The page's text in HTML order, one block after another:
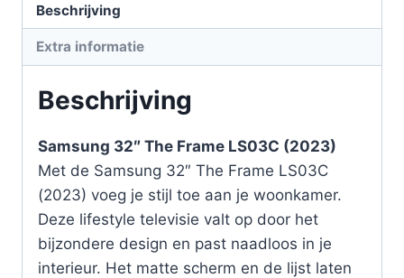
Beschrijving
Extra informatie
Beschrijving
Samsung 32″ The Frame LS03C (2023)
Met de Samsung 32″ The Frame LS03C
(2023) voeg je stijl toe aan je woonkamer.
Deze lifestyle televisie valt op door het
bijzondere design en past naadloos in je
interieur. Het matte scherm en de lijst laten